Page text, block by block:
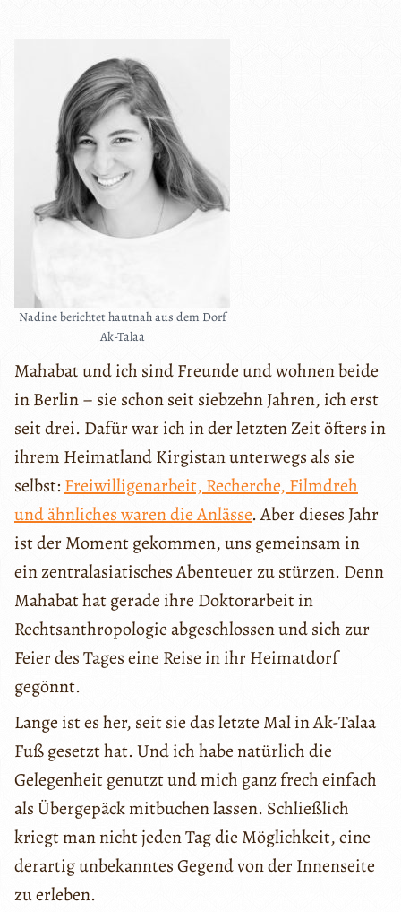
Nadine berichtet hautnah aus dem Dorf
Ak-Talaa
Mahabat und ich sind Freunde und wohnen beide
in Berlin – sie schon seit siebzehn Jahren, ich erst
seit drei. Dafür war ich in der letzten Zeit öfters in
ihrem Heimatland Kirgistan unterwegs als sie
selbst: Freiwilligenarbeit, Recherche, Filmdreh
und ähnliches waren die Anlässe. Aber dieses Jahr
ist der Moment gekommen, uns gemeinsam in
ein zentralasiatisches Abenteuer zu stürzen. Denn
Mahabat hat gerade ihre Doktorarbeit in
Rechtsanthropologie abgeschlossen und sich zur
Feier des Tages eine Reise in ihr Heimatdorf
gegönnt.
Lange ist es her, seit sie das letzte Mal in Ak-Talaa
Fuß gesetzt hat. Und ich habe natürlich die
Gelegenheit genutzt und mich ganz frech einfach
als Übergepäck mitbuchen lassen. Schließlich
kriegt man nicht jeden Tag die Möglichkeit, eine
derartig unbekanntes Gegend von der Innenseite
zu erleben.